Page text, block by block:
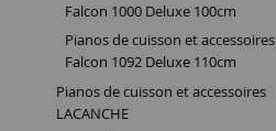
Falcon 1000 Deluxe 100cm
Pianos de cuisson et accessoires
Falcon 1092 Deluxe 110cm
Pianos de cuisson et accessoires
LACANCHE